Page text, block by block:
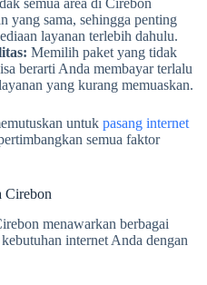
semua area di Cirebon
yang sama, sehingga penting
layanan terlebih dahulu.
Memilih paket yang tidak
berarti Anda membayar terlalu
yang kurang memuaskan.
untuk pasang internet
semua faktor
Cirebon
menawarkan berbagai
internet Anda dengan